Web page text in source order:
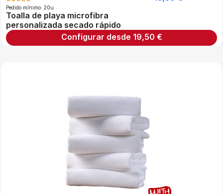
Pedido mínimo: 20u
Toalla de playa microfibra
personalizada secado rápido
Configurar desde 19,50 €